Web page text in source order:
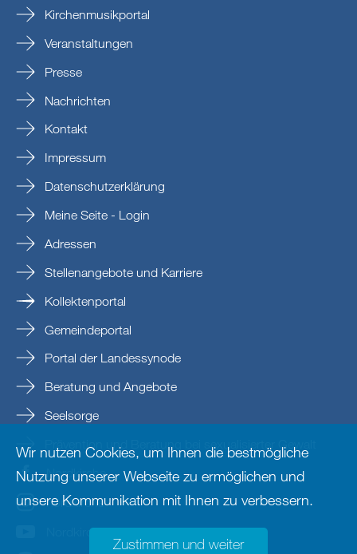
Kirchenmusikportal
Veranstaltungen
Presse
Nachrichten
Kontakt
Impressum
Datenschutzerklärung
Meine Seite - Login
Adressen
Stellenangebote und Karriere
Kollektenportal
Gemeindeportal
Portal der Landessynode
Beratung und Angebote
Seelsorge
Prävention und Beratung bei sexualisierter Gewalt
Nordkirche
nordkirche
Nordkirche
Wir nutzen Cookies, um Ihnen die bestmögliche
Nutzung unserer Webseite zu ermöglichen und
unsere Kommunikation mit Ihnen zu verbessern.
Zustimmen und weiter